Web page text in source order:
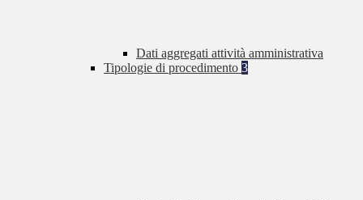
Dati aggregati attività amministrativa
Tipologie di procedimento 3